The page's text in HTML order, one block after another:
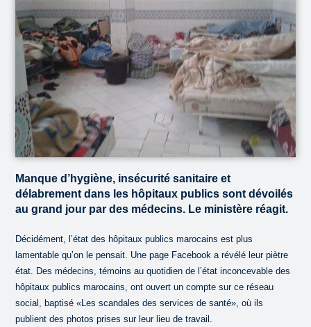
Manque d’hygiène, insécurité sanitaire et
délabrement dans les hôpitaux publics sont dévoilés
au grand jour par des médecins. Le ministère réagit.
Décidément, l’état des hôpitaux publics marocains est plus
lamentable qu’on le pensait. Une page Facebook a révélé leur piètre
état. Des médecins, témoins au quotidien de l’état inconcevable des
hôpitaux publics marocains, ont ouvert un compte sur ce réseau
social, baptisé «Les scandales des services de santé», où ils
publient des photos prises sur leur lieu de travail.